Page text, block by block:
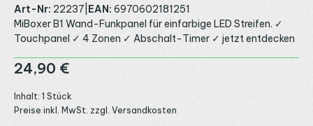
Art-Nr: 22237 EAN: 6970602181251
MiBoxer B1 Wand-Funkpanel für einfarbige LED Streifen. ✓
Touchpanel ✓ 4 Zonen ✓ Abschalt-Timer ✓ jetzt entdecken
Regulärer Preis:
24,90 €
Inhalt: 1 Stück
Preise inkl. MwSt. zzgl. Versandkosten